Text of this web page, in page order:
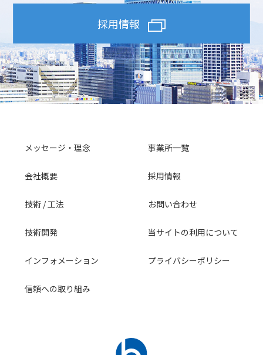
採用情報
メッセージ・理念
会社概要
技術 / 工法
技術開発
インフォメーション
信頼への取り組み
事業所一覧
採用情報
お問い合わせ
当サイトの利用について
プライバシーポリシー